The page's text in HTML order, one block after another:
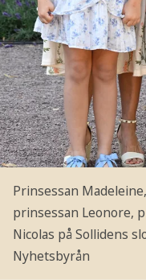
Prinsessan
prinsessan Leonore,
Nicolas på Sollidens
Nyhetsbyrån